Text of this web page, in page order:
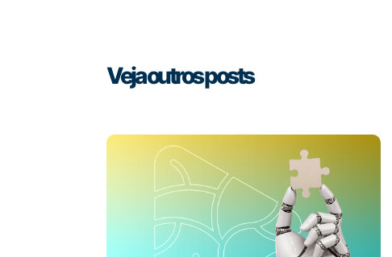
Veja outros posts